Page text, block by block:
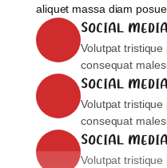
aliquet massa diam
SOCIAL
Volutpat
consequat
SOCIAL
Volutpat
consequat
SOCIAL
Volutpat